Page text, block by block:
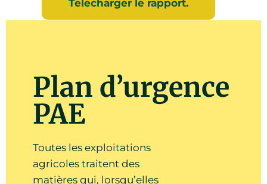
Sep
55 Stover Street South, Norwich,
Ontario
Telecharger le rapport.
Plan d’urgence
PAE
Toutes les exploitations
agricoles traitent des
matières qui, lorsqu’elles